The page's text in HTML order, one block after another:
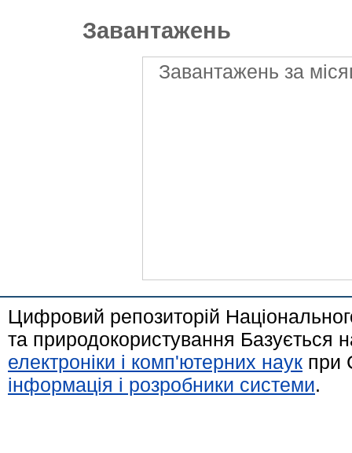
Завантажень
Завантажень за
Цифровий репозиторій
та природокористування Базується
електроніки і комп'ютерних наук при
інформація і розробники системи.